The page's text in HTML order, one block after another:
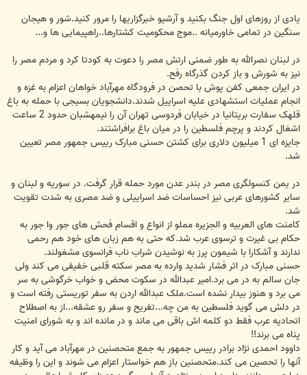
یادی از روزهای اول جنگ بکنید و آرشیو خبرگزاریها را مرور کنید.شور و هیجان
سنگین در تمامی خاورمیانه ..موج محکومیت کشتارها..راهپیمایی ها و...
در لبنان نصرالله به طور ضمنی ارتش مصر را دعوت به کودتا کرد و مردم مصر را
نیز به شورش و باز کردن گذرگاه رفح.
در ایران جمعی کفن پوش با تحصن در فرودگاه مهرآباد خواهان اعزام به غزه و
انجام عملیات استشهادی علیه اسراییل شدند.دانشجویان بسیجی با حمله به باغ
قلهک سفارت بریتانیا در خیابان فردوسی تهران آن را نیمهشبان حدود 2 ساعت
اشغال کردند و پرچم فلسطین را در میان باغ برافراشتند.
جایزه ای 1 میلیون دلاری برای کشتن حسنی مبارک رییس جمهور مصر تعیین
شد.
در یمن کنسولگری مصر در بندر عدن مورد حمله قرار گرفت. در سوریه و لبنان و
سایر کشورهای عربی نیز احساسات ضد اسراییلی و ضد مصری به شدت تقویت
شد.
کامنت های العربیه و الجزیره مملو از انواع و اقسام فحش های جور وا جور به
حکام بی غیرت و ترسوی عرب شد.که حتی به هم زبان های خود هم رحمی
ندارند و آشکارا با شیمون پرز به نوشیدن شراب ناب فرانسوی مشغولند.
حسنی مبارک در اثر فشار شدید وارده به مصر سکته قلبی خفیفی می کند ولی
جان سالم به در می برد.امیر عبدالله در سکوت محض و خواب خرگوشی به سر
می برد و هنوز بیدار نشده است.ملک عبدالله اردن به سفر توریستی رفته است و
در دلش می گوید فلسطین به من چه...تفریح و سفر رو عشقه...از به اصطلاح
اتحادیه عرب فقط دو کلمه اش باقی می ماند و در مانده اند و به شورای امنیت
پناه می برند!!
داوود احمدی نژاد برادر رییس جمهور به جمع متحصنین در مهرآباد می آید و کار
آنها را تحصین می کند.متحصنین باز هم خواستار اعزام می شوند و این را وظیفه